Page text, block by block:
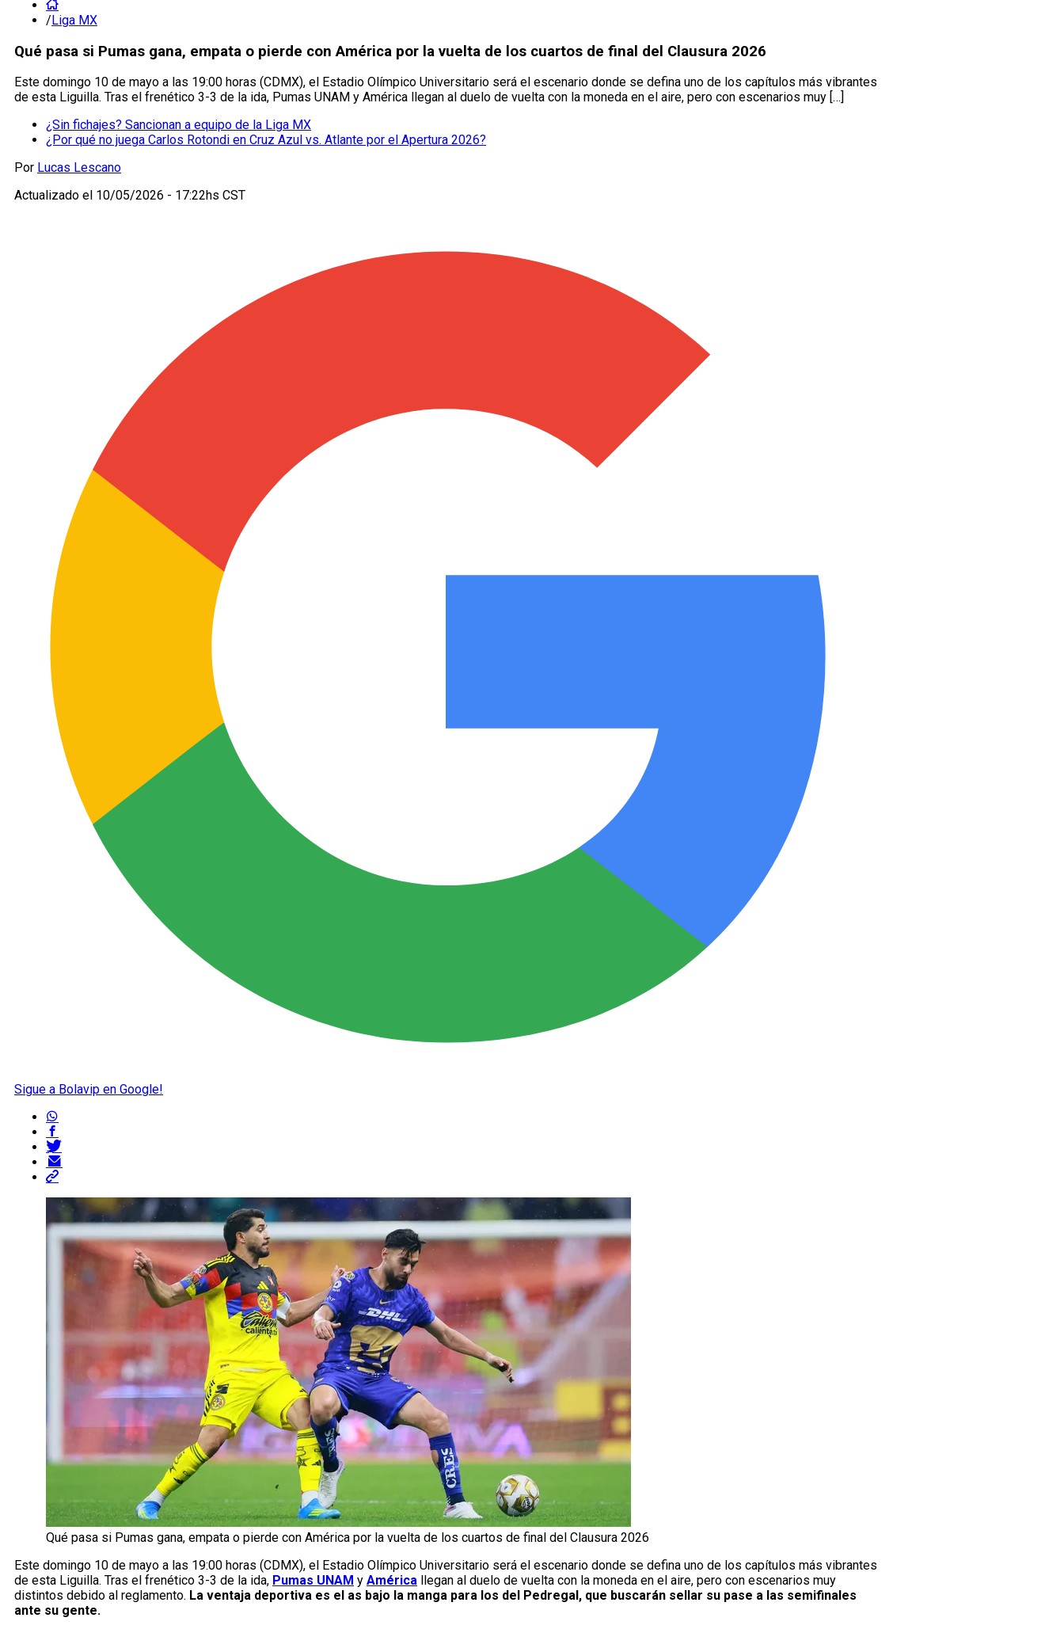
/Liga MX
Qué pasa si Pumas gana, empata o pierde con América por la vuelta de los cuartos de final del Clausura 2026
Este domingo 10 de mayo a las 19:00 horas (CDMX), el Estadio Olímpico Universitario será el escenario donde se defina uno de los capítulos más vibrantes
de esta Liguilla. Tras el frenético 3-3 de la ida, Pumas UNAM y América llegan al duelo de vuelta con la moneda en el aire, pero con escenarios muy […]
¿Sin fichajes? Sancionan a equipo de la Liga MX
¿Por qué no juega Carlos Rotondi en Cruz Azul vs. Atlante por el Apertura 2026?
Por Lucas Lescano
Actualizado el 10/05/2026 - 17:22hs CST
Sigue a Bolavip en Google!
Qué pasa si Pumas gana, empata o pierde con América por la vuelta de los cuartos de final del Clausura 2026
Este domingo 10 de mayo a las 19:00 horas (CDMX), el Estadio Olímpico Universitario será el escenario donde se defina uno de los capítulos más vibrantes
de esta Liguilla. Tras el frenético 3-3 de la ida, Pumas UNAM y América llegan al duelo de vuelta con la moneda en el aire, pero con escenarios muy
distintos debido al reglamento. La ventaja deportiva es el as bajo la manga para los del Pedregal, que buscarán sellar su pase a las semifinales
ante su gente.